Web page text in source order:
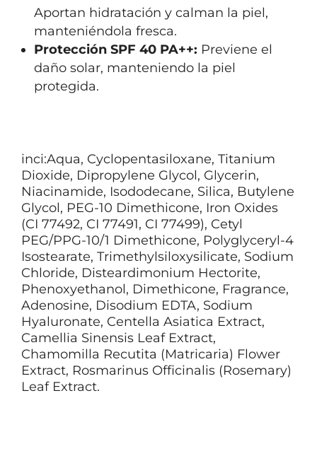
Aportan hidratación y calman la piel,
manteniéndola fresca.
Protección SPF 40 PA++: Previene el
daño solar, manteniendo la piel
protegida.
inci:Aqua, Cyclopentasiloxane, Titanium
Dioxide, Dipropylene Glycol, Glycerin,
Niacinamide, Isododecane, Silica, Butylene
Glycol, PEG-10 Dimethicone, Iron Oxides
(CI 77492, CI 77491, CI 77499), Cetyl
PEG/PPG-10/1 Dimethicone, Polyglyceryl-4
Isostearate, Trimethylsiloxysilicate, Sodium
Chloride, Disteardimonium Hectorite,
Phenoxyethanol, Dimethicone, Fragrance,
Adenosine, Disodium EDTA, Sodium
Hyaluronate, Centella Asiatica Extract,
Camellia Sinensis Leaf Extract,
Chamomilla Recutita (Matricaria) Flower
Extract, Rosmarinus Officinalis (Rosemary)
Leaf Extract.